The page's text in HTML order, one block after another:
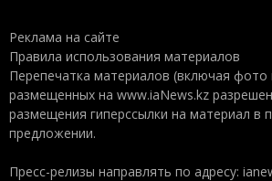
Реклама на сайте
Правила использования материалов
Перепечатка материалов (включая фото
размещенных на www.iaNews.kz
размещения гиперссылки на материал в
предложении.
Пресс-релизы направлять по адресу: